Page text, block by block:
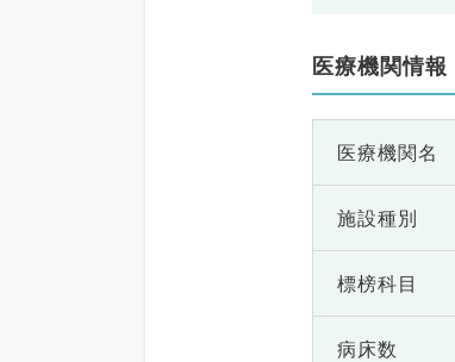
医療機関情報
医療機関名
施設種別
標榜科目
病床数